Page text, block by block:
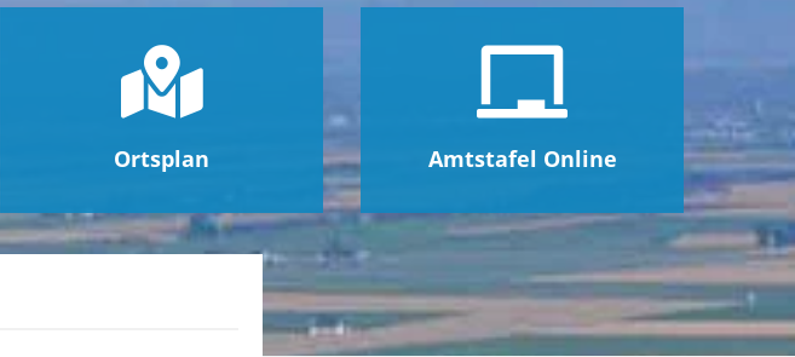
Ortsplan Amtstafel Online